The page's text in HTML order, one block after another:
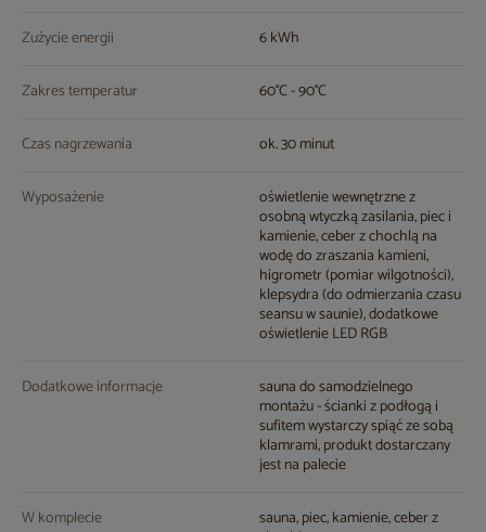
Zużycie energii 6 kWh
Zakres temperatur 60°C - 90°C
Czas nagrzewania ok. 30 minut
Wyposażenie oświetlenie wewnętrzne z
osobną wtyczką zasilania, piec i
kamienie, ceber z chochlą na
wodę do zraszania kamieni,
higrometr (pomiar wilgotności),
klepsydra (do odmierzania czasu
seansu w saunie), dodatkowe
oświetlenie LED RGB
Dodatkowe informacje sauna do samodzielnego
montażu - ścianki z podłogą i
sufitem wystarczy spiąć ze sobą
klamrami, produkt dostarczany
jest na palecie
W komplecie sauna, piec, kamienie, ceber z